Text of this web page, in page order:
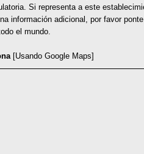
Si representa a este
información adicional, por favor
el mundo.
[Usando Google Maps]